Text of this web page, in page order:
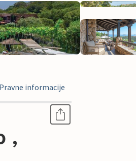
Pravne informacije
,